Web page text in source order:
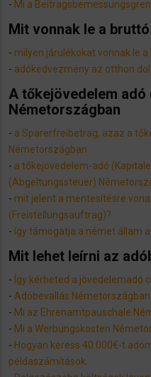
- Mi a
Mit vonnak le a
- milyen járulékokat vonnak le
- adókedvezmény az otthon
A tőkejövedelem
Németországban
- a Sparerfreibetrag, azaz a
Németországban
- a tőkejövedelem-adó
(Abgeltungssteuer)
- mit jelent a mentesítésre
(Freistellungsauftrag)?
- így támogatja a német állam
Mit lehet leírni az
- Így kérheted a jövedelemadó
- Adóbevallás
- Mi az Ehrenamtpauschale
- Mi a Werbungskosten
- Hogyan keress 40.000€-t
példaszámítások.